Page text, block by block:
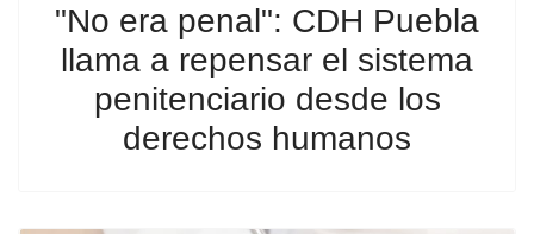
"No era penal": CDH Puebla
llama a repensar el sistema
penitenciario desde los
derechos humanos